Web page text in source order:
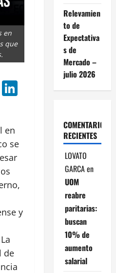
en
que
Telegram
LinkedIn
en
se
y
de
Relevamien
to de
Expectativa
s de
Mercado –
julio 2026
COMENTARIOS
RECIENTES
LOVATO
GARCAen
UOM
reabre
paritarias:
buscan
10% de
aumento
salarial